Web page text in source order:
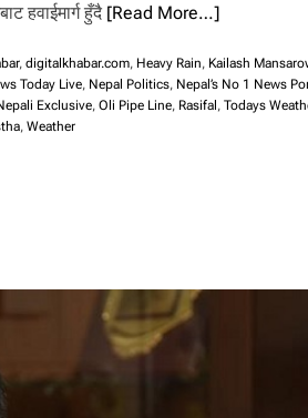
हवाईमार्ग हुँदै [Read More…]
,digitalkhabar.com, Heavy Rain, Kailash
Today Live, Nepal Politics, Nepal’s No 1 News
Exclusive,Oli Pipe Line, Rasifal ,Todays
,Weather